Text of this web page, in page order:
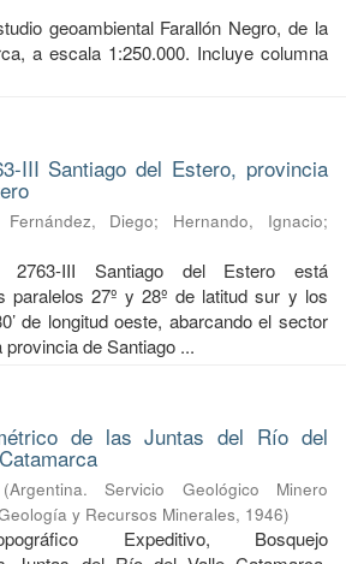
geoambiental Farallón Negro, de la
a escala 1:250.000. Incluye columna
III Santiago del Estero, provincia
Fernández, Diego; Hernando, Ignacio;
2763-III Santiago del Estero está
paralelos 27º y 28º de latitud sur y los
de longitud oeste, abarcando el sector
de Santiago ...
de las Juntas del Río del
(Argentina. Servicio Geológico Minero
y Recursos Minerales, 1946)
Expeditivo, Bosquejo